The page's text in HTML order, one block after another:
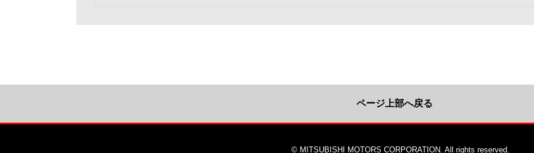
ページ上部へ戻る
© MITSUBISHI MOTORS CORPORATION. All rights reserved.